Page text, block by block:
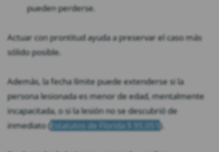
pueden perderse.
Actuar con prontitud ayuda a preservar el caso más
sólido posible.
Además, la fecha límite puede extenderse si la
persona lesionada es menor de edad, mentalmente
incapacitada, o si la lesión no se descubrió de
inmediato ( Estatutos de Florida § 95.051 ).